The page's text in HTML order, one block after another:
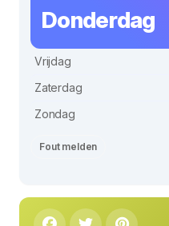
Donderdag
Vrijdag
Zaterdag
Zondag
Fout melden